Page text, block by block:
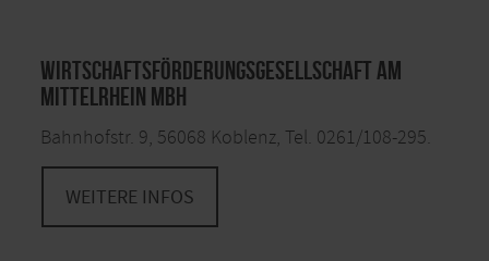
Wirtschaftsförderungsgesellschaft am
Mittelrhein mbH
Bahnhofstr. 9, 56068 Koblenz, Tel. 0261/108-295.
WEITERE INFOS